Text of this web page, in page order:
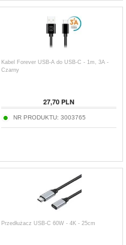
Kabel Forever USB-A do USB-C - 1m, 3A -
Czarny
27,70 PLN
NR PRODUKTU: 3003765
Przedłużacz USB-C 60W - 4K - 25cm